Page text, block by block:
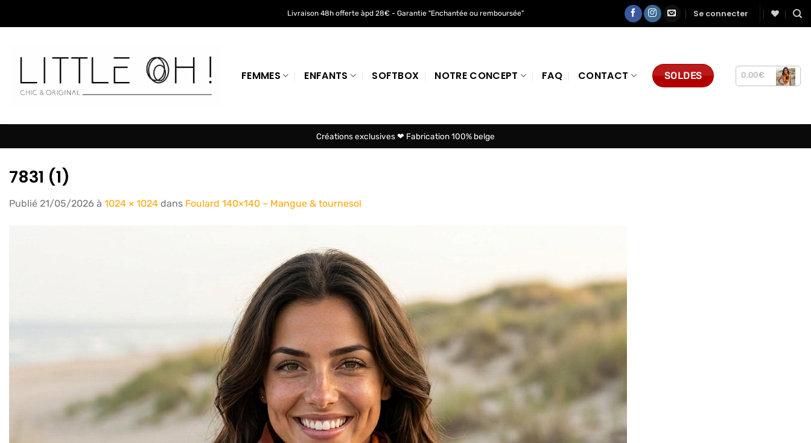
Livraison 48h offerte àpd 28€ - Garantie "Enchantée ou remboursée" Se connecter
FEMMES ENFANTS SOFTBOX NOTRE CONCEPT FAQ CONTACT SOLDES 0,00€
Créations exclusives ❤ Fabrication 100% belge
7831 (1)
Publié 21/05/2026 à 1024 × 1024 dans Foulard 140×140 – Mangue & tournesol